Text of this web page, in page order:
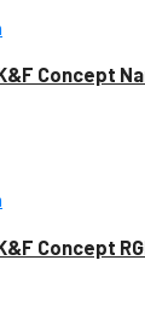
Concept
Concept